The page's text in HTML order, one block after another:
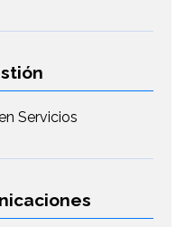
Servicios